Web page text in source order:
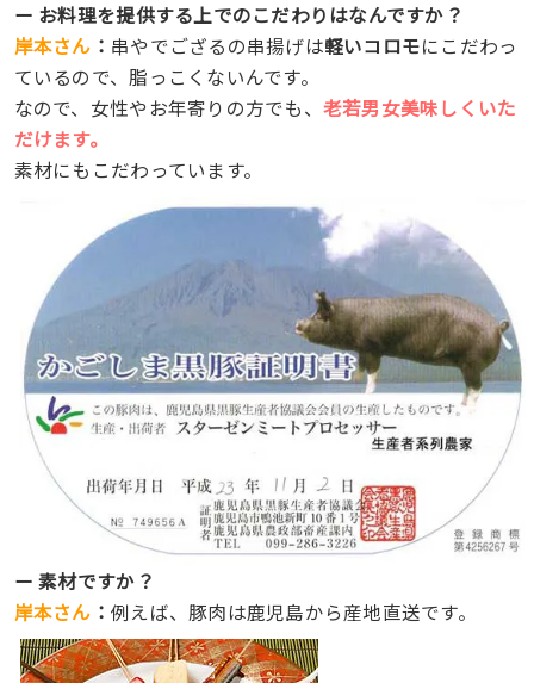
ー お料理を提供する上でのこだわりはなんですか？
岸本さん ： 串やでござるの串揚げは軽いコロモにこだわっ
ているので、脂っこくないんです。
なので、女性やお年寄りの方でも、 老若男女美味しくいた
だけます。
素材にもこだわっています。
ー 素材ですか？
岸本さん ： 例えば、豚肉は鹿児島から産地直送です。